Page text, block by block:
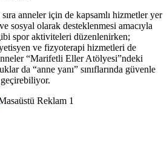
anneler için de kapsamlı hizmetler yer
sosyal olarak desteklenmesi amacıyla
spor aktiviteleri düzenlenirken;
ve fizyoterapi hizmetleri de
“Marifetli Eller Atölyesi”ndeki
da “anne yanı” sınıflarında güvenle